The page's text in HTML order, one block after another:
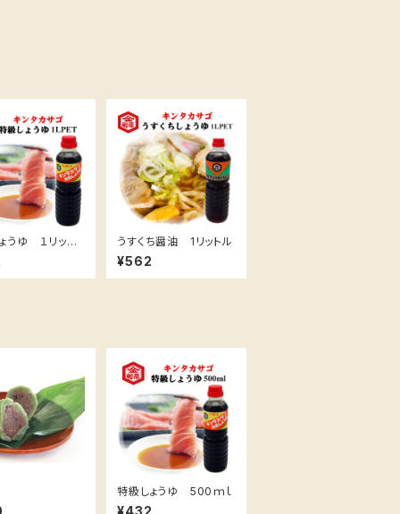
うゆ １リット うすくち醤油 1リットル
¥562
特級しょうゆ 500ｍｌ
¥432